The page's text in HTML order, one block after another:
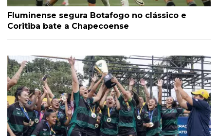
Fluminense segura Botafogo no clássico e
Coritiba bate a Chapecoense